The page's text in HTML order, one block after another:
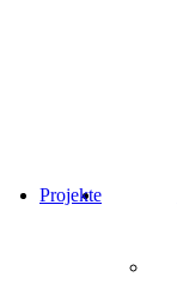
Pro­jek­te